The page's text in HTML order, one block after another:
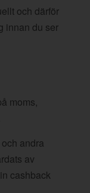
och därför
innan du ser
moms,
andra
av
cashback